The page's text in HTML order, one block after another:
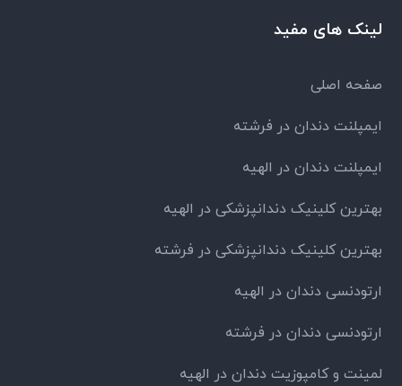
لینک های مفید
صفحه اصلی
ایمپلنت دندان در فرشته
ایمپلنت دندان در الهیه
بهترین کلینیک دندانپزشکی در الهیه
بهترین کلینیک دندانپزشکی در فرشته
ارتودنسی دندان در الهیه
ارتودنسی دندان در فرشته
لمینت و کامپوزیت دندان در الهیه